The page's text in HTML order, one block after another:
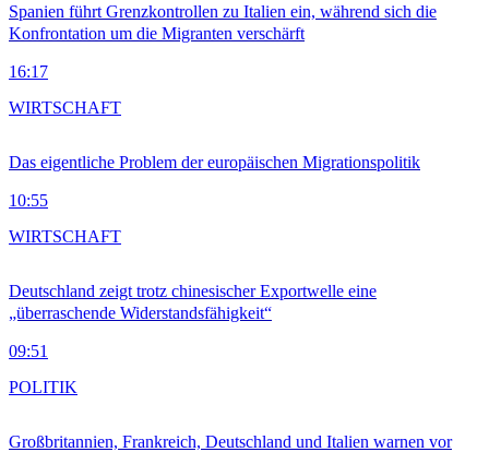
Spanien führt Grenzkontrollen zu Italien ein, während sich die
Konfrontation um die Migranten verschärft
16:17
Das eigentliche Problem der europäischen Migrationspolitik
10:55
WIRTSCHAFT
Deutschland zeigt trotz chinesischer Exportwelle eine
„überraschende Widerstandsfähigkeit“
09:51
WIRTSCHAFT
Großbritannien, Frankreich, Deutschland und Italien warnen vor
POLITIK